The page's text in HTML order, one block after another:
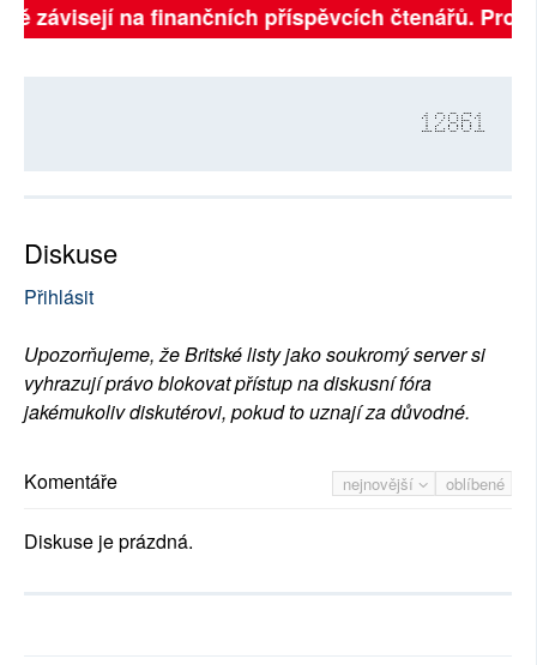
závisejí na finančních příspěvcích čtenářů.
12861
Diskuse
Přihlásit
Upozorňujeme, že Britské listy jako soukromý server si
vyhrazují právo blokovat přístup na diskusní fóra
jakémukoliv diskutérovi, pokud to uznají za důvodné.
nejnovější oblíbené
Komentáře
Diskuse je prázdná.